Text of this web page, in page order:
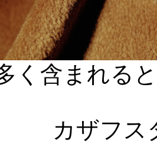
く含まれる
カザフス